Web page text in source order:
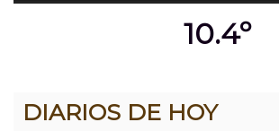
10.4º
DIARIOS DE HOY